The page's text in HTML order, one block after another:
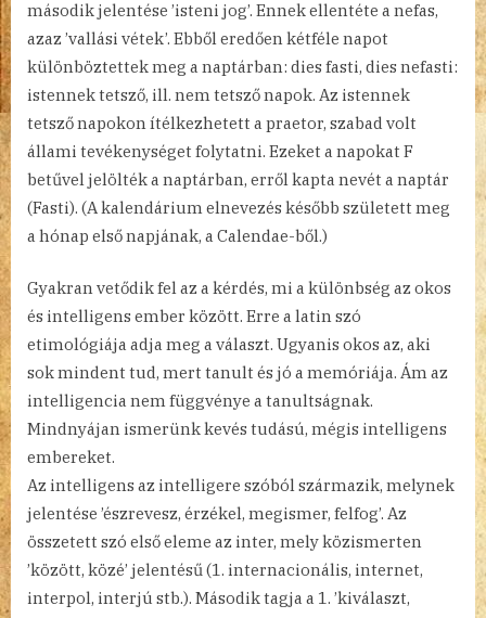
második jelentése ’isteni jog’. Ennek ellentéte a nefas,
azaz ’vallási vétek’. Ebből eredően kétféle napot
különböztettek meg a naptárban: dies fasti, dies nefasti:
istennek tetsző, ill. nem tetsző napok. Az istennek
tetsző napokon ítélkezhetett a praetor, szabad volt
állami tevékenységet folytatni. Ezeket a napokat F
betűvel jelölték a naptárban, erről kapta nevét a naptár
(Fasti). (A kalendárium elnevezés később született meg
a hónap első napjának, a Calendae-ből.)
Gyakran vetődik fel az a kérdés, mi a különbség az okos
és intelligens ember között. Erre a latin szó
etimológiája adja meg a választ. Ugyanis okos az, aki
sok mindent tud, mert tanult és jó a memóriája. Ám az
intelligencia nem függvénye a tanultságnak.
Mindnyájan ismerünk kevés tudású, mégis intelligens
embereket.
Az intelligens az intelligere szóból származik, melynek
jelentése ’észrevesz, érzékel, megismer, felfog’. Az
összetett szó első eleme az inter, mely közismerten
’között, közé’ jelentésű (1. internacionális, internet,
interpol, interjú stb.). Második tagja a 1. ’kiválaszt,